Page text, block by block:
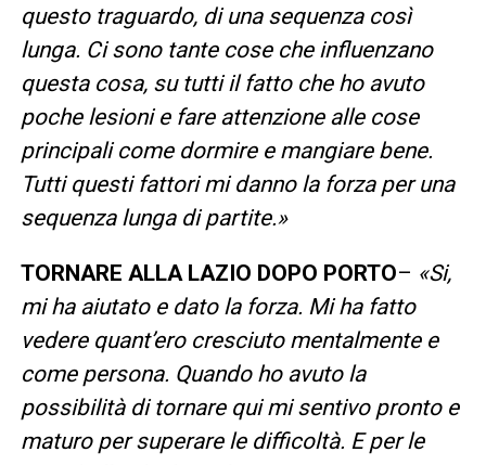
questo traguardo, di una sequenza così
lunga. Ci sono tante cose che influenzano
questa cosa, su tutti il fatto che ho avuto
poche lesioni e fare attenzione alle cose
principali come dormire e mangiare bene.
Tutti questi fattori mi danno la forza per una
sequenza lunga di partite.»
TORNARE ALLA LAZIO DOPO PORTO– «Si,
mi ha aiutato e dato la forza. Mi ha fatto
vedere quant’ero cresciuto mentalmente e
come persona. Quando ho avuto la
possibilità di tornare qui mi sentivo pronto e
maturo per superare le difficoltà. E per le